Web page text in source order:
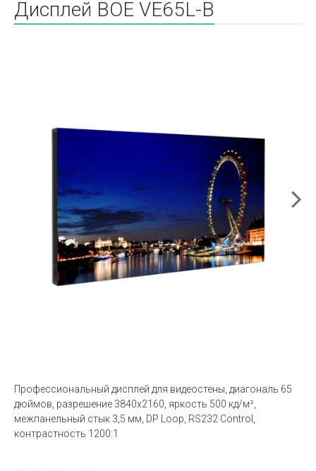
Дисплей BOE VE65L-B
Профессиональный дисплей для видеостены, диагональ 65
дюймов, разрешение 3840x2160, яркость 500 кд/м²,
межпанельный стык 3,5 мм, DP Loop, RS232 Control,
контрастность 1200:1